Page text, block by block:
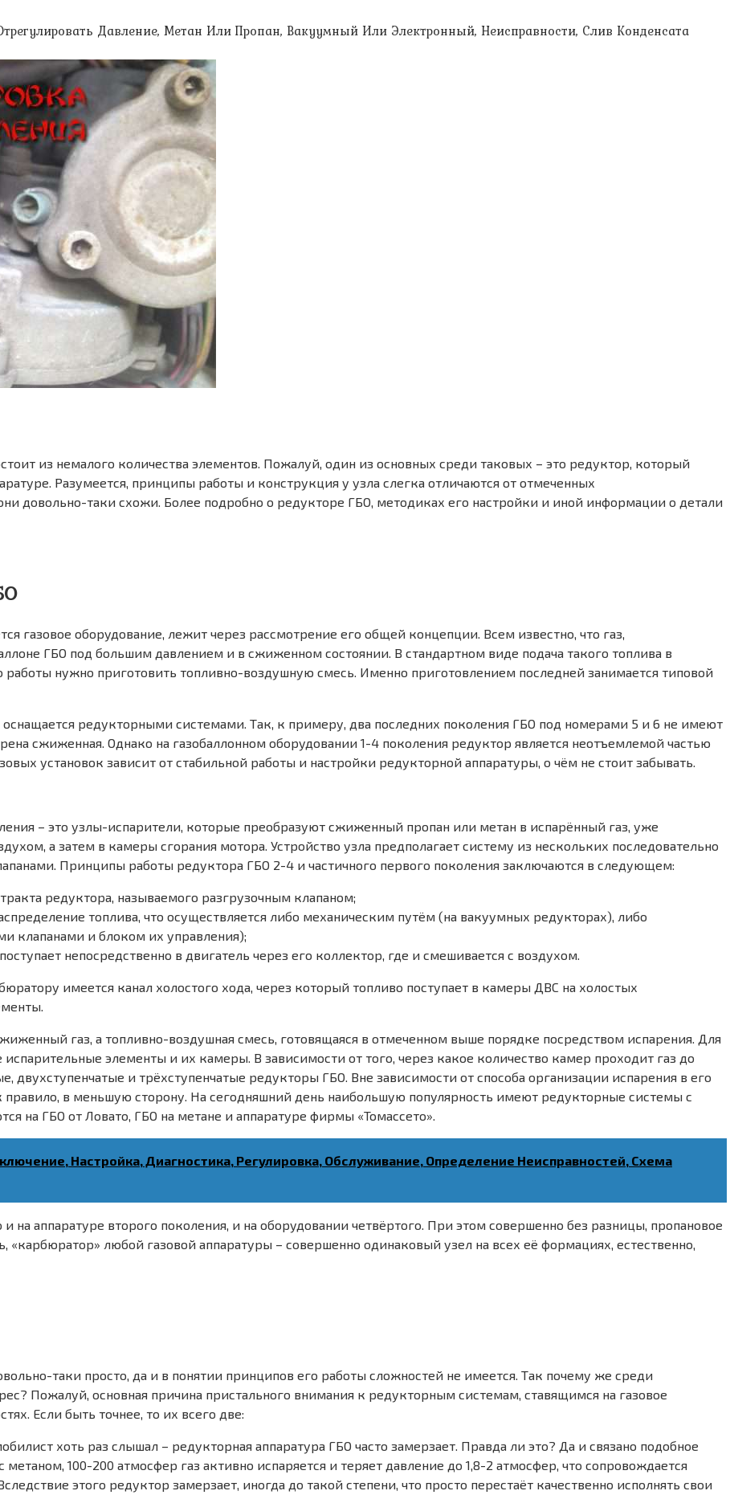
Давление, Метан Или Пропан, Вакуумный Или Электронный, Неисправности, Слив Конденсата
из немалого количества элементов. Пожалуй, один из основных среди таковых – это редуктор, который
Разумеется, принципы работы и конструкция у узла слегка отличаются от отмеченных
довольно-таки схожи. Более подробно о редукторе ГБО, методиках его настройки и иной информации о детали
газовое оборудование, лежит через рассмотрение его общей концепции. Всем известно, что газ,
ГБО под большим давлением и в сжиженном состоянии. В стандартном виде подача такого топлива в
нужно приготовить топливно-воздушную смесь. Именно приготовлением последней занимается типовой
редукторными системами. Так, к примеру, два последних поколения ГБО под номерами 5 и 6 не имеют
сжиженная. Однако на газобаллонном оборудовании 1-4 поколения редуктор является неотъемлемой частью
установок зависит от стабильной работы и настройки редукторной аппаратуры, о чём не стоит забывать.
– это узлы-испарители, которые преобразуют сжиженный пропан или метан в испарённый газ, уже
а затем в камеры сгорания мотора. Устройство узла предполагает систему из нескольких последовательно
Принципы работы редуктора ГБО 2-4 и частичного первого поколения заключаются в следующем:
редуктора, называемого разгрузочным клапаном;
топлива, что осуществляется либо механическим путём (на вакуумных редукторах), либо
клапанами и блоком их управления);
непосредственно в двигатель через его коллектор, где и смешивается с воздухом.
имеется канал холостого хода, через который топливо поступает в камеры ДВС на холостых
газ, а топливно-воздушная смесь, готовящаяся в отмеченном выше порядке посредством испарения. Для
элементы и их камеры. В зависимости от того, через какое количество камер проходит газ до
двухступенчатые и трёхступенчатые редукторы ГБО. Вне зависимости от способа организации испарения в его
правило, в меньшую сторону. На сегодняшний день наибольшую популярность имеют редукторные системы с
на ГБО от Ловато, ГБО на метане и аппаратуре фирмы «Томассето».
Настройка, Диагностика, Регулировка, Обслуживание, Определение Неисправностей, Схема
на аппаратуре второго поколения, и на оборудовании четвёртого. При этом совершенно без разницы, пропановое
«карбюратор» любой газовой аппаратуры – совершенно одинаковый узел на всех её формациях, естественно,
таки просто, да и в понятии принципов его работы сложностей не имеется. Так почему же среди
Пожалуй, основная причина пристального внимания к редукторным системам, ставящимся на газовое
Если быть точнее, то их всего две:
хоть раз слышал – редукторная аппаратура ГБО часто замерзает. Правда ли это? Да и связано подобное
100-200 атмосфер газ активно испаряется и теряет давление до 1,8-2 атмосфер, что сопровождается
этого редуктор замерзает, иногда до такой степени, что просто перестаёт качественно исполнять свои